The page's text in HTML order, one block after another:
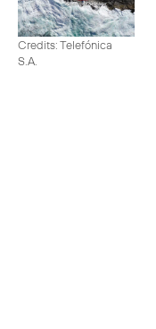
Credits: Telefónica
S.A.